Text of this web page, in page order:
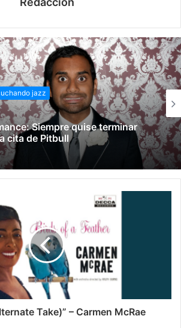
jazz
Siempre quise terminar
cita de Pitbull
jazz
vida: Y si acaso te hiere el
Take)” – Carmen McRae